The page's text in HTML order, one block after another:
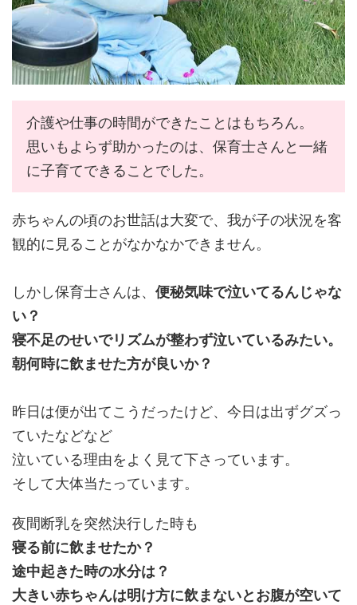
介護や仕事の時間ができたことはもちろん。
思いもよらず助かったのは、保育士さんと一緒
に子育てできることでした。
赤ちゃんの頃のお世話は大変で、我が子の状況を客
観的に見ることがなかなかできません。
しかし保育士さんは、 便秘気味で泣いてるんじゃな
い？
寝不足のせいでリズムが整わず泣いているみたい。
朝何時に飲ませた方が良いか？
昨日は便が出てこうだったけど、今日は出ずグズっ
ていたなどなど
泣いている理由をよく見て下さっています。
そして大体当たっています。
夜間断乳を突然決行した時も
寝る前に飲ませたか？
途中起きた時の水分は？
大きい赤ちゃんは明け方に飲まないとお腹が空いて